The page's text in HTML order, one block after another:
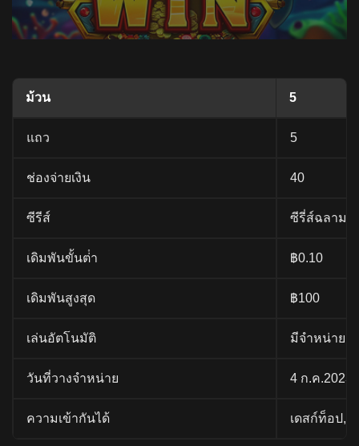
ม้วน 5
แถว 5
ช่องจ่ายเงิน 40
ซีรีส์ ซีรี่ส์ฉลามมี
เดิมพันขั้นต่ํา ฿0.10
เดิมพันสูงสุด ฿100
เล่นอัตโนมัติ มีจําหน่าย
วันที่วางจําหน่าย 4 ก.ค.2023
ความเข้ากันได้ เดสก์ท็อป,